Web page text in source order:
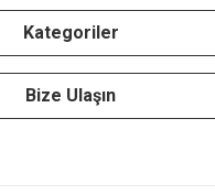
Kategoriler
Bize Ulaşın